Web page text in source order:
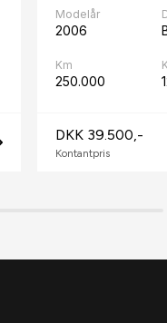
Modelår
2006
Km
250.000
DKK 39.500,-
Kontantpris